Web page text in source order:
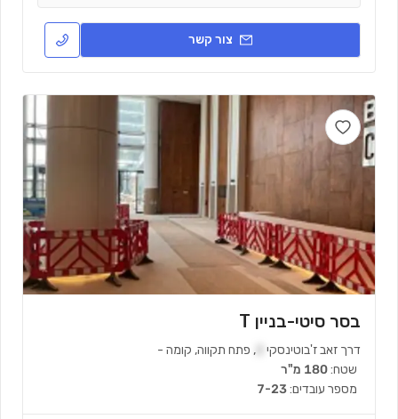
צור קשר
בסר סיטי-בניין T
דרך זאב ז'בוטינסקי , פתח תקווה, קומה -
שטח:180 מ"ר
מספר עובדים:7-23